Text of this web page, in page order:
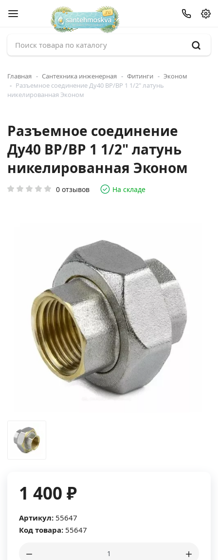
Главная Сантехника инженерная Фитинги
Эконом
Разъемное соединение Ду40 ВР/ВР 1 1/2" латунь
никелированная Эконом
Разъемное соединение
Ду40 ВР/ВР 1 1/2" латунь
никелированная Эконом
0 отзывов На складе
1 400 ₽
Артикул: 55647
Код товара: 55647